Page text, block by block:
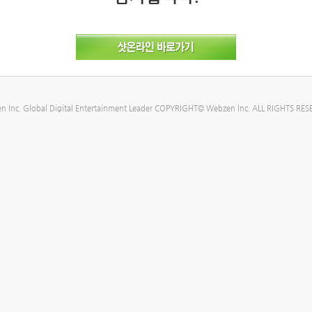
Inc. Global Digital Entertainment Leader COPYRIGHT© Webzen Inc. ALL RIGHTS